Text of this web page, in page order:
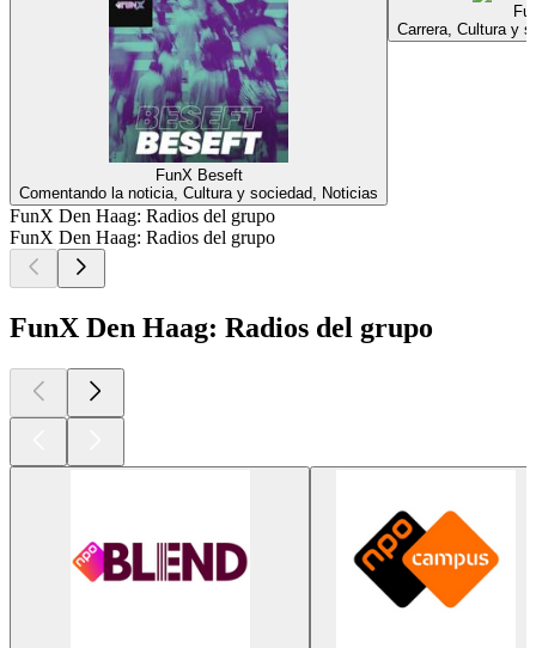
FunX Beseft
Comentando la noticia, Cultura y sociedad, Noticias
Carrera, Cultura y
FunX Den Haag: Radios del grupo
FunX Den Haag: Radios del grupo
FunX Den Haag: Radios del grupo